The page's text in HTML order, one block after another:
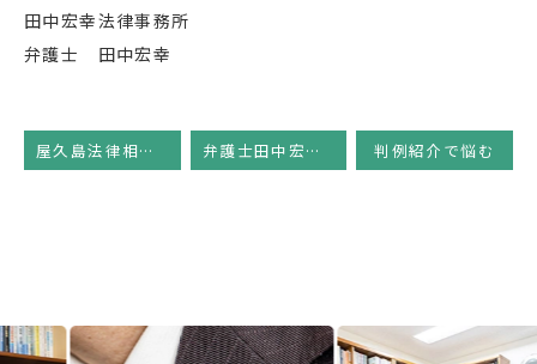
田中宏幸法律事務所
弁護士 田中宏幸
屋久島法律相談会 弁護士田中宏幸のコラム 判例紹介で悩む